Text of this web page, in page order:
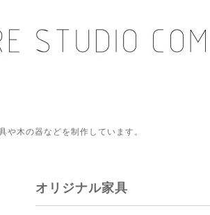
や木の器などを制作しています。
オリジナル家具